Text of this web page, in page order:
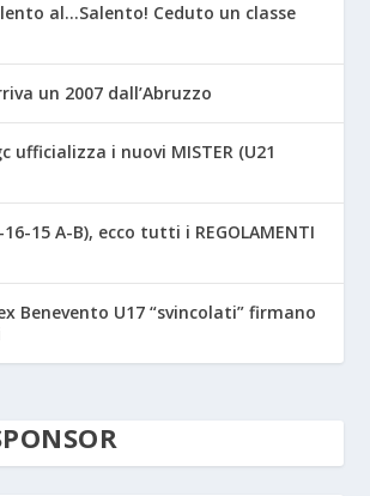
al…Salento! Ceduto un classe
un 2007 dall’Abruzzo
ufficializza i nuovi MISTER (U21
16-15 A-B), ecco tutti i REGOLAMENTI
Benevento U17 “svincolati” firmano